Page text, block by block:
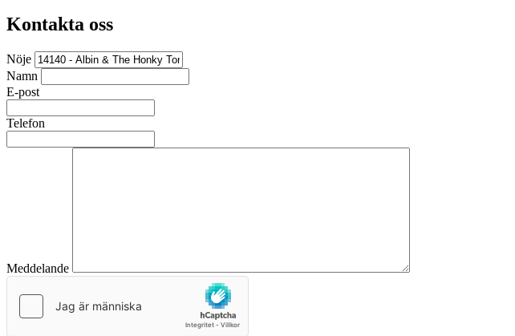
Kontakta oss
Nöje
Namn
E-post
Telefon
Meddelande